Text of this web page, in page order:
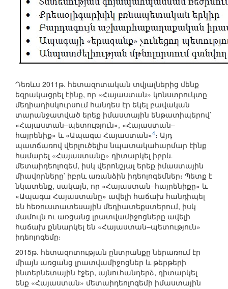
Դեռևս 2011թ. հետազոտական տվյալներից մենք
եզրակացրել էինք, որ «Հայաստան» կոնստրուկտը
մեդիադիսկուրսում հանդես էր եկել բավական
տարանջատված երեք իմաստային ենթատիպերով՝
«Հայաստան–պետություն», «Հայաստան–
հայրենիք» և «Ապագա Հայաստան»4։ Այդ
պատճառով վերլուծելիս նպատակահարմար էինք
համարել «Հայաստանը» դիտարկել իբրև
մետաիդեոլոգեմ, իսկ վերոնշյալ երեք իմաստային
միավորները՝ իբրև առանձին իդեոլոգեմներ։ Պետք է
նկատենք, սակայն, որ «Հայաստան–հայրենիքը» և
«Ապագա Հայաստանը» ավելի հաճախ հանդիպել
են հեռուստատեսային մեդիատեքստերում, իսկ
մամուլն ու առցանց լրատվամիջոցները ավելի
հաճախ քննարկել են «Հայաստան–պետություն»
իդեոլոգեմը։
2015թ. հետազոտության ընտրանքը ներառում էր
միայն առցանց լրատվամիջոցներ և թերթերի
ինտերնետային էջեր, այնուհանդերձ, դիտարկել
ենք «Հայաստան» մետաիդեոլոգեմի իմաստային